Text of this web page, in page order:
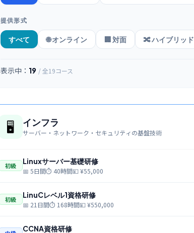
提供形式
すべて 🌐 オンライン 🏢 対面 🔀 ハイブリッド
表示中： 19 / 全19コース
🖥️ インフラ
サーバー・ネットワーク・セキュリティの基盤技術
初級 Linuxサーバー基礎研修
📅 5日間⏱ 40時間💴 ¥55,000
初級 LinuCレベル1資格研修
📅 21日間⏱ 168時間💴 ¥550,000
CCNA資格研修